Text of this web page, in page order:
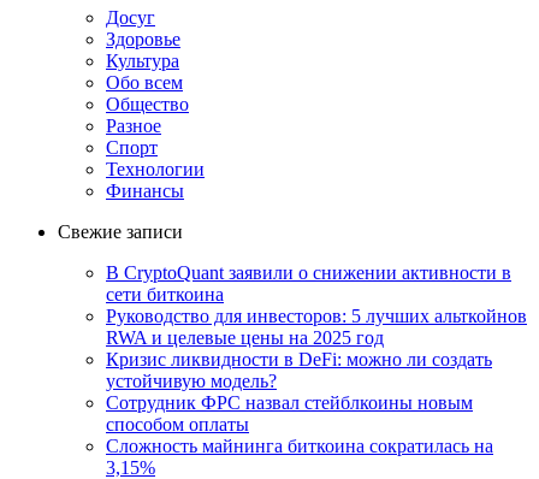
Досуг
Здоровье
Культура
Обо всем
Общество
Разное
Спорт
Технологии
Финансы
Свежие записи
В CryptoQuant заявили о снижении активности в
сети биткоина
Руководство для инвесторов: 5 лучших альткойнов
RWA и целевые цены на 2025 год
Кризис ликвидности в DeFi: можно ли создать
устойчивую модель?
Сотрудник ФРС назвал стейблкоины новым
способом оплаты
Сложность майнинга биткоина сократилась на
3,15%